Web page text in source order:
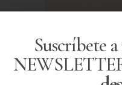
Suscríbete